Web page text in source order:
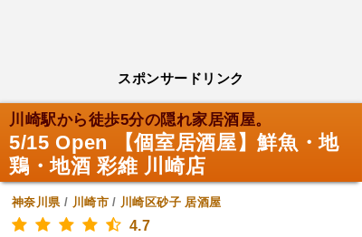
スポンサードリンク
川崎駅から徒歩5分の隠れ家居酒屋。
5/15 Open 【個室居酒屋】鮮魚・地
鶏・地酒 彩維 川崎店
神奈川県/ 川崎市/ 川崎区砂子 居酒屋
4.7